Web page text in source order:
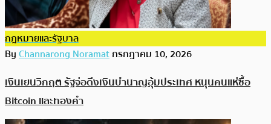
กฎหมายและรัฐบาล
ByChannarong Noramatกรกฎาคม 10, 2026
เงินเยนวิกฤต รัฐจ่อดึงเงินบำนาญอุ้มประเทศ หนุนคนแห่ซื้อ
Bitcoin และทองคำ